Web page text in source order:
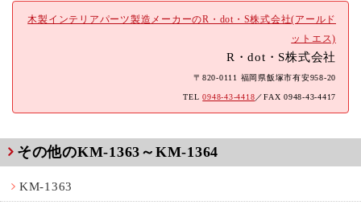
木製インテリアパーツ製造メーカーのR・dot・S株式会社(アールド
ットエス)
R・dot・S株式会社
〒820-0111 福岡県飯塚市有安958-20
TEL0948-43-4418／FAX 0948-43-4417
その他のKM-1363～KM-1364
KM-1363